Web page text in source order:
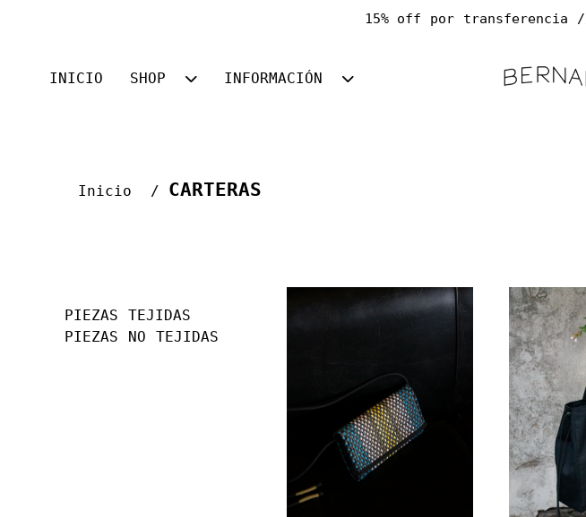
15% off por transferencia
INICIO SHOP INFORMACIÓN
Inicio CARTERAS
PIEZAS TEJIDAS
PIEZAS NO TEJIDAS